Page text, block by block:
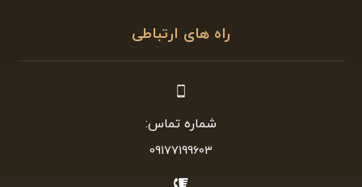
راه های ارتباطی
شماره تماس:
09177199603